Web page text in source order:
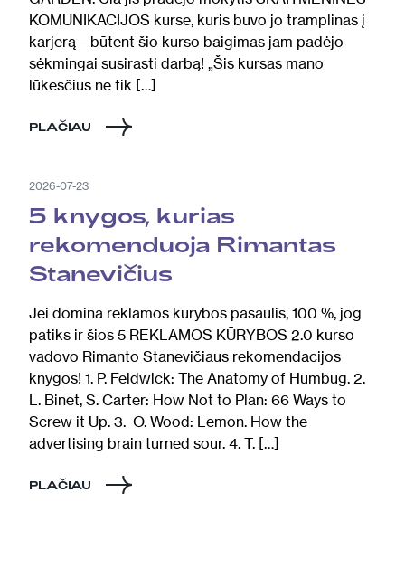
KOMUNIKACIJOS kurse, kuris buvo jo tramplinas į
karjerą – būtent šio kurso baigimas jam padėjo
sėkmingai susirasti darbą! „Šis kursas mano
lūkesčius ne tik […]
PLAČIAU
2026-07-23
5 knygos, kurias
rekomenduoja Rimantas
Stanevičius
Jei domina reklamos kūrybos pasaulis, 100 %, jog
patiks ir šios 5 REKLAMOS KŪRYBOS 2.0 kurso
vadovo Rimanto Stanevičiaus rekomendacijos
knygos! 1. P. Feldwick: The Anatomy of Humbug. 2.
L. Binet, S. Carter: How Not to Plan: 66 Ways to
Screw it Up. 3. O. Wood: Lemon. How the
advertising brain turned sour. 4. T. […]
PLAČIAU